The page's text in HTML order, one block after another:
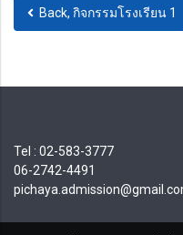
Back, กิจกรรมโรงเรียน 1
Tel : 02-583-3777
06-2742-4491